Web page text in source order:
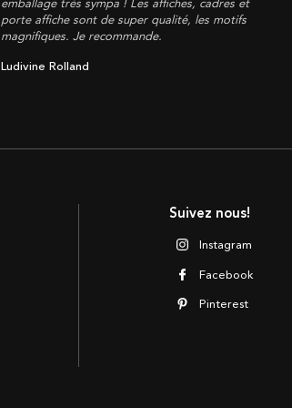
emballage très sympa ! Les affiches, cadres et
porte affiche sont de super qualité, les motifs
magnifiques. Je recommande.
Ludivine Rolland
Suivez nous!
Instagram
Facebook
Pinterest